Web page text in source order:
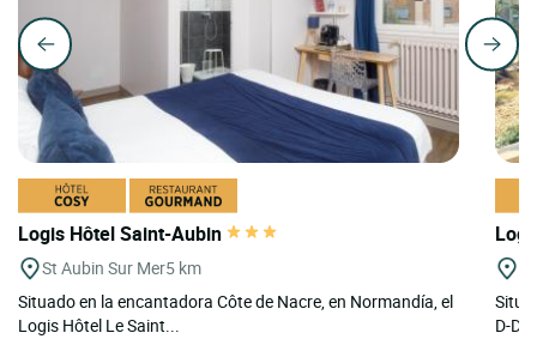
Logis Hôtel Saint-Aubin
St Aubin Sur Mer5 km
Situado en la encantadora Côte de Nacre, en Normandía, el
Logis Hôtel Le Saint...
D-